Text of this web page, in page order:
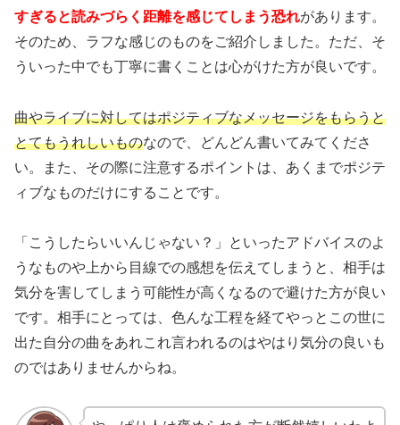
すぎると読みづらく距離を感じてしまう恐れがあります。
そのため、ラフな感じのものをご紹介しました。ただ、そ
ういった中でも丁寧に書くことは心がけた方が良いです。
曲やライブに対してはポジティブなメッセージをもらうと
とてもうれしいものなので、どんどん書いてみてくださ
い。また、その際に注意するポイントは、あくまでポジテ
ィブなものだけにすることです。
「こうしたらいいんじゃない？」といったアドバイスのよ
うなものや上から目線での感想を伝えてしまうと、相手は
気分を害してしまう可能性が高くなるので避けた方が良い
です。相手にとっては、色んな工程を経てやっとこの世に
出た自分の曲をあれこれ言われるのはやはり気分の良いも
のではありませんからね。